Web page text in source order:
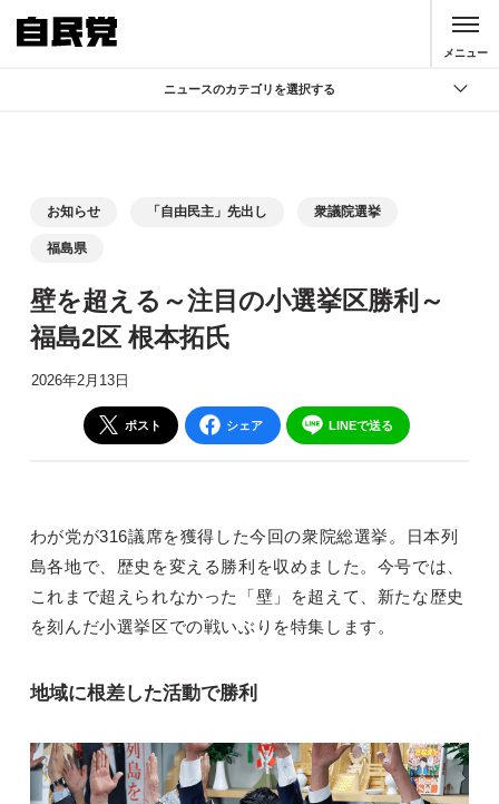
メニュー
ニュースのカテゴリを選択する
記者会見
お知らせ 「自由民主」先出し 衆議院選挙
福島県
壁を超える～注目の小選挙区勝利～
福島2区 根本拓氏
2026年2月13日
ポスト シェア LINEで送る
わが党が316議席を獲得した今回の衆院総選挙。日本列
島各地で、歴史を変える勝利を収めました。今号では、
これまで超えられなかった「壁」を超えて、新たな歴史
を刻んだ小選挙区での戦いぶりを特集します。
地域に根差した活動で勝利